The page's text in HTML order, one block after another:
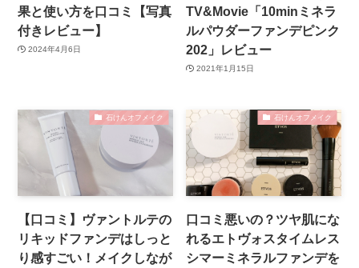
果と使い方を口コミ【写真
付きレビュー】
2024年4月6日
TV&Movie「10minミネラ
ルパウダーファンデピンク
202」レビュー
2021年1月15日
石けんオフメイク
【口コミ】ヴァントルテの
リキッドファンデはしっと
り感すごい！メイクしなが
石けんオフメイク
口コミ悪いの？ツヤ肌にな
れるエトヴォスタイムレス
シマーミネラルファンデを